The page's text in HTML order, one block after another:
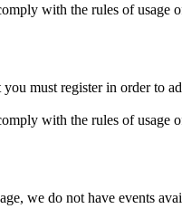
with the rules of
must register in order to
with the rules of
we do not have events